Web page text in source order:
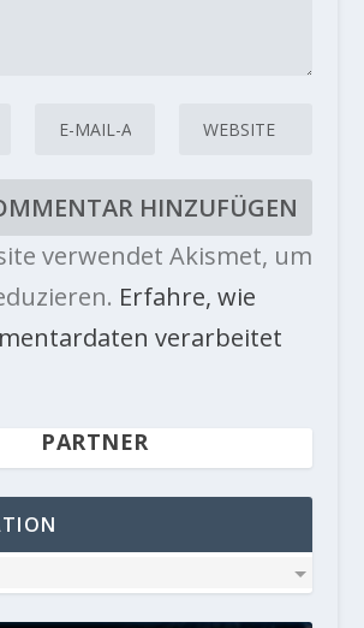
verwendet Akismet, um
Erfahre, wie
verarbeitet
PARTNER